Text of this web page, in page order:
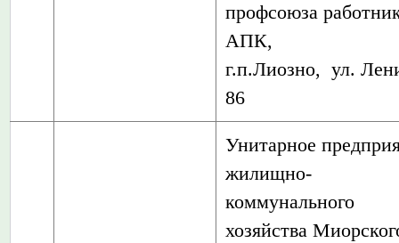
профсоюза
АПК,
г.п.Лиозно, ул.
86
Унитарное
жилищно-
коммунального
хозяйства